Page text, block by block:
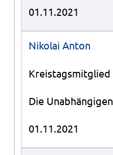
01.11.2021
Nikolai Anton
Kreistagsmitglied
Die Unabhängigen
01.11.2021